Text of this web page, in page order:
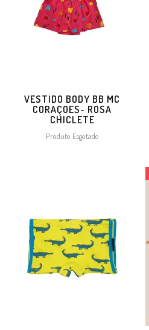
VESTIDO BODY BB MC
CORAÇOES- ROSA
CHICLETE
Produto Esgotado